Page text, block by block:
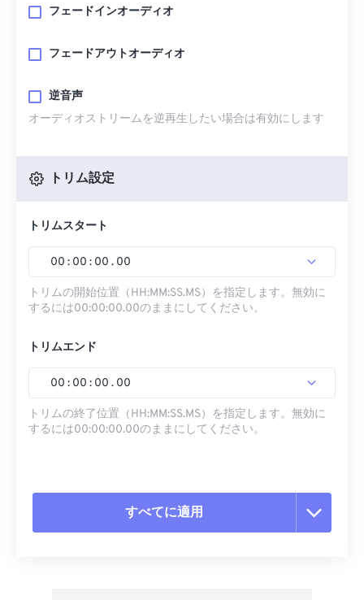
フェードインオーディオ
フェードアウトオーディオ
逆音声
オーディオストリームを逆再生したい場合は有効にします
トリム設定
トリムスタート
00 : 00 : 00 . 00
トリムの開始位置（HH:MM:SS.MS）を指定します。無効に
するには00:00:00.00のままにしてください。
トリムエンド
00 : 00 : 00 . 00
トリムの終了位置（HH:MM:SS.MS）を指定します。無効に
するには00:00:00.00のままにしてください。
すべてに適用